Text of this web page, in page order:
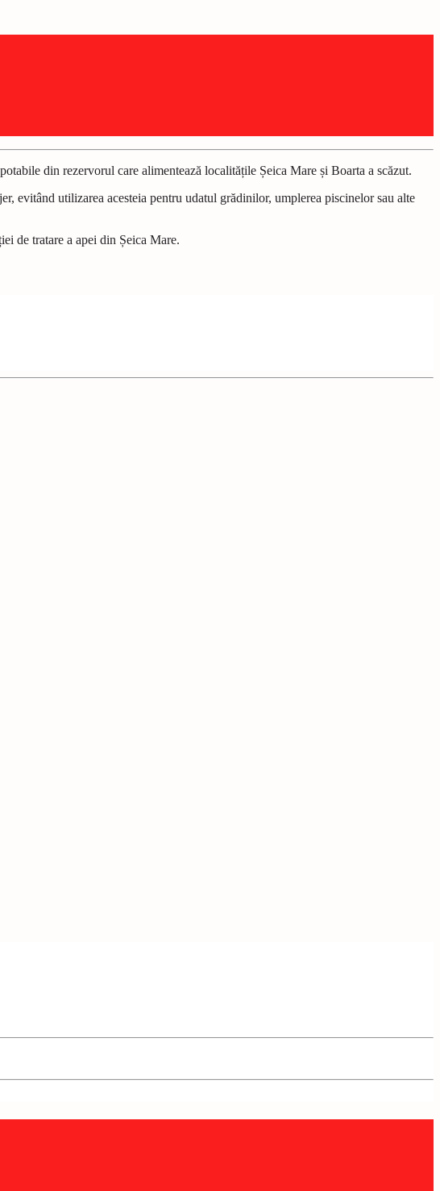
din rezervorul care alimentează localitățile Șeica Mare și Boarta a scăzut.
evitând utilizarea acesteia pentru udatul grădinilor, umplerea piscinelor sau alte
de tratare a apei din Șeica Mare.